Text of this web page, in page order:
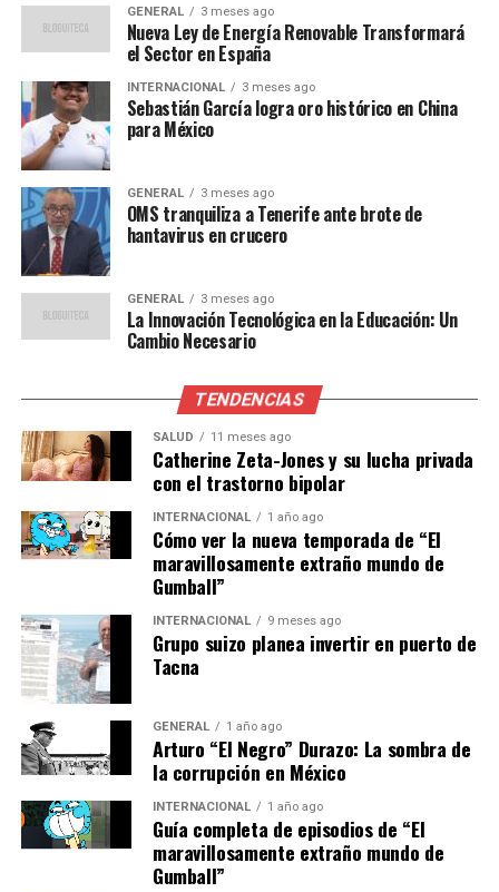
la inflación en la eurozona ha alcanzado niveles récord,
impulsada en gran medida por los altos costos
energéticos. Esto ha llevado a un aumento en el costo de
vida, afectando desproporcionadamente a las familias de
bajos ingresos.
Las empresas, especialmente en sectores intensivos en
energía como la manufactura y la agricultura,
enfrentan costos operativos crecientes, lo que podría
llevar a cierres y pérdida de empleos. Un estudio
reciente de la Cámara de Comercio Europea estima que
el 30% de las pequeñas y medianas empresas podrían
enfrentar dificultades financieras significativas si la
situación persiste.
Soluciones y Futuras
Perspectivas
En respuesta a la crisis, los líderes europeos han
intensificado sus esfuerzos para diversificar las fuentes
de energía. La Comisión Europea ha anunciado planes
para aumentar las importaciones de gas natural licuado
en energías renovables.
Además, se están explorando medidas para mejorar la
eficiencia energética en hogares y empresas. “La crisis
actual es un llamado de atención para acelerar nuestra
transición a una energía más limpia y segura”, afirmó
Ursula von der Leyen, presidenta de la Comisión
Europea. “Debemos ser resilientes y actuar con
determinación para proteger a nuestros ciudadanos y
nuestra economía”.
GENERAL 3 meses ago
Nueva Ley de Energía Renovable Transformará
el Sector en España
INTERNACIONAL 3 meses ago
Sebastián García logra oro histórico en China
para México
GENERAL 3 meses ago
OMS tranquiliza a Tenerife ante brote de
hantavirus en crucero
GENERAL 3 meses ago
La Innovación Tecnológica en la Educación: Un
Cambio Necesario
TENDENCIAS
SALUD 11 meses ago
Catherine Zeta-Jones y su lucha privada
con el trastorno bipolar
INTERNACIONAL 1 año ago
Cómo ver la nueva temporada de “El
maravillosamente extraño mundo de
Gumball”
INTERNACIONAL 9 meses ago
Grupo suizo planea invertir en puerto de
Tacna
GENERAL 1 año ago
Arturo “El Negro” Durazo: La sombra de
la corrupción en México
INTERNACIONAL 1 año ago
Guía completa de episodios de “El
maravillosamente extraño mundo de
Gumball”